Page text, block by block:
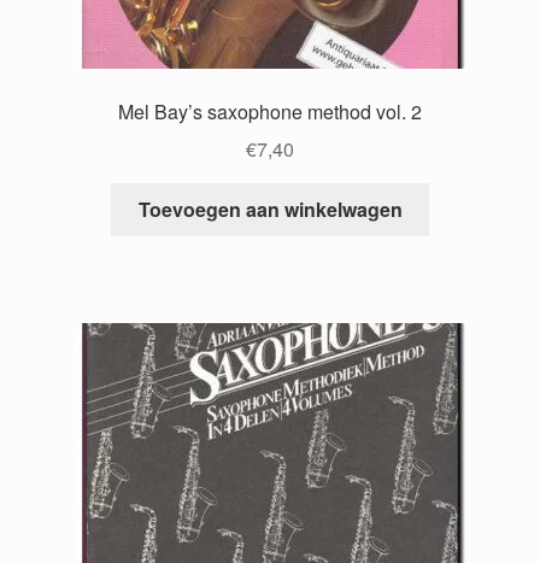
Mel Bay’s saxophone method vol. 2
€7,40
Toevoegen aan winkelwagen